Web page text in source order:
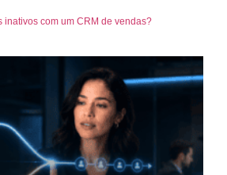
inativos com um CRM de vendas?